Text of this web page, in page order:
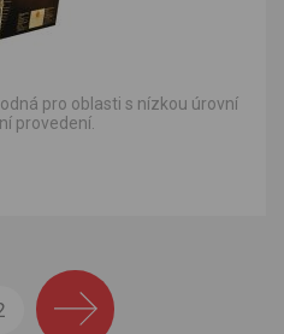
pro oblasti s nízkou úrovní
provedení.